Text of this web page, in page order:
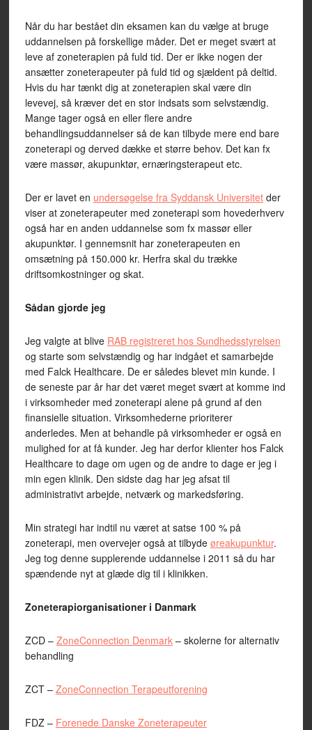
Når du har bestået din eksamen kan du vælge at bruge
uddannelsen på forskellige måder. Det er meget svært at
leve af zoneterapien på fuld tid. Der er ikke nogen der
ansætter zoneterapeuter på fuld tid og sjældent på deltid.
Hvis du har tænkt dig at zoneterapien skal være din
levevej, så kræver det en stor indsats som selvstændig.
Mange tager også en eller flere andre
behandlingsuddannelser så de kan tilbyde mere end bare
zoneterapi og derved dække et større behov. Det kan fx
være massør, akupunktør, ernæringsterapeut etc.
Der er lavet en undersøgelse fra Syddansk Universitetder
viser at zoneterapeuter med zoneterapi som hovederhverv
også har en anden uddannelse som fx massør eller
akupunktør. I gennemsnit har zoneterapeuten en
omsætning på 150.000 kr. Herfra skal du trække
driftsomkostninger og skat.
Sådan gjorde jeg
Jeg valgte at blive RAB registreret hos Sundhedsstyrelsen
og starte som selvstændig og har indgået et samarbejde
med Falck Healthcare. De er således blevet min kunde. I
de seneste par år har det været meget svært at komme ind
i virksomheder med zoneterapi alene på grund af den
finansielle situation. Virksomhederne prioriterer
anderledes. Men at behandle på virksomheder er også en
mulighed for at få kunder. Jeg har derfor klienter hos Falck
Healthcare to dage om ugen og de andre to dage er jeg i
min egen klinik. Den sidste dag har jeg afsat til
administrativt arbejde, netværk og markedsføring.
Min strategi har indtil nu været at satse 100 % på
zoneterapi, men overvejer også at tilbyde øreakupunktur.
Jeg tog denne supplerende uddannelse i 2011 så du har
spændende nyt at glæde dig til i klinikken.
Zoneterapiorganisationer i Danmark
ZCD – ZoneConnection Denmark– skolerne for alternativ
behandling
ZCT – ZoneConnection Terapeutforening
FDZ – Forenede Danske Zoneterapeuter